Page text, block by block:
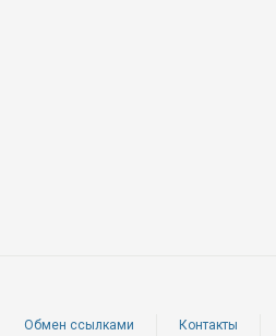
Обмен ссылками Контакты